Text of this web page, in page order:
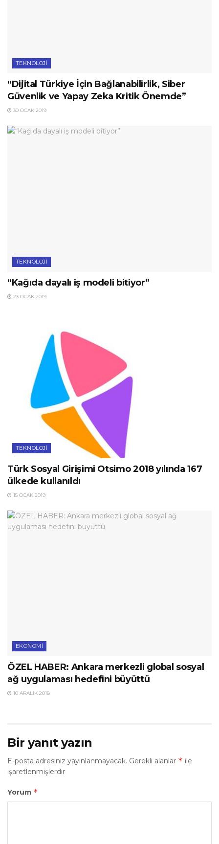
TEKNOLOJI
“Dijital Türkiye İçin Bağlanabilirlik, Siber
Güvenlik ve Yapay Zeka Kritik Önemde”
30 OCAK 2019
TEKNOLOJI
“Kağıda dayalı iş modeli bitiyor”
23 OCAK 2019
TEKNOLOJI
Türk Sosyal Girişimi Otsimo 2018 yılında 167
ülkede kullanıldı
15 OCAK 2019
EKONOMI
ÖZEL HABER: Ankara merkezli global sosyal
ağ uygulaması hedefini büyüttü
10 ARALIK 2018
Bir yanıt yazın
E-posta adresiniz yayınlanmayacak. Gerekli alanlar * ile
işaretlenmişlerdir
Yorum *